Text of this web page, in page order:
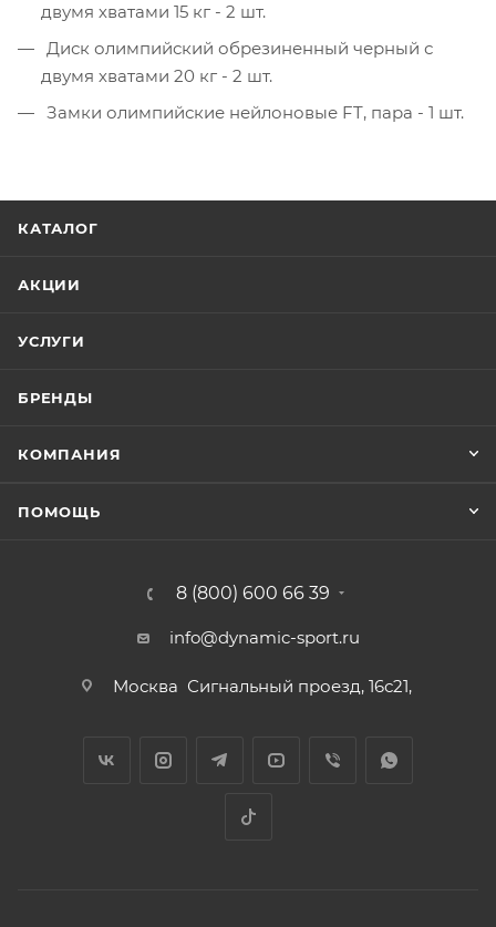
двумя хватами 15 кг - 2 шт.
Диск олимпийский обрезиненный черный с
двумя хватами 20 кг - 2 шт.
Замки олимпийские нейлоновые FT, пара - 1 шт.
КАТАЛОГ
АКЦИИ
УСЛУГИ
БРЕНДЫ
КОМПАНИЯ
ПОМОЩЬ
8 (800) 600 66 39
info@dynamic-sport.ru
Москва Сигнальный проезд, 16с21,